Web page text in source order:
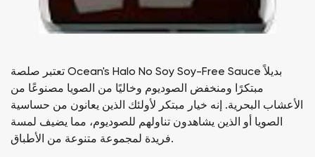
تعتبر صلصة Ocean's Halo No Soy Soy-Free Sauce بديلاً
مبتكرًا ومنخفض الصوديوم وخاليًا من الصويا مصنوعًا من
الأعشاب البحرية. إنه خيار مبتكر لأولئك الذين يعانون من حساسية
الصويا أو الذين يشاهدون تناولهم للصوديوم، مما يضيف لمسة
فريدة لمجموعة متنوعة من الأطباق.